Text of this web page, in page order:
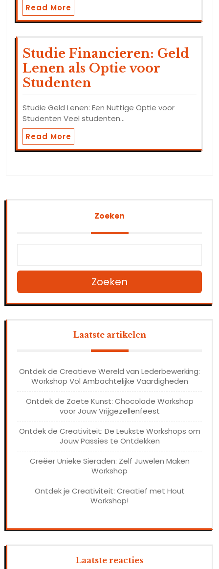
Read More
Studie Financieren: Geld
Lenen als Optie voor
Studenten
Studie Geld Lenen: Een Nuttige Optie voor
Studenten Veel studenten…
Read More
Zoeken
Zoeken
Laatste artikelen
Ontdek de Creatieve Wereld van Lederbewerking:
Workshop Vol Ambachtelijke Vaardigheden
Ontdek de Zoete Kunst: Chocolade Workshop
voor Jouw Vrijgezellenfeest
Ontdek de Creativiteit: De Leukste Workshops om
Jouw Passies te Ontdekken
Creëer Unieke Sieraden: Zelf Juwelen Maken
Workshop
Ontdek je Creativiteit: Creatief met Hout
Workshop!
Laatste reacties